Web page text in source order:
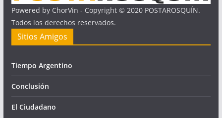
Powered by ChorVin - Copyright © 2020 POSTAROSQUÍN.
Todos los derechos reservados.
Sitios Amigos
Tiempo Argentino
Conclusión
El Ciudadano